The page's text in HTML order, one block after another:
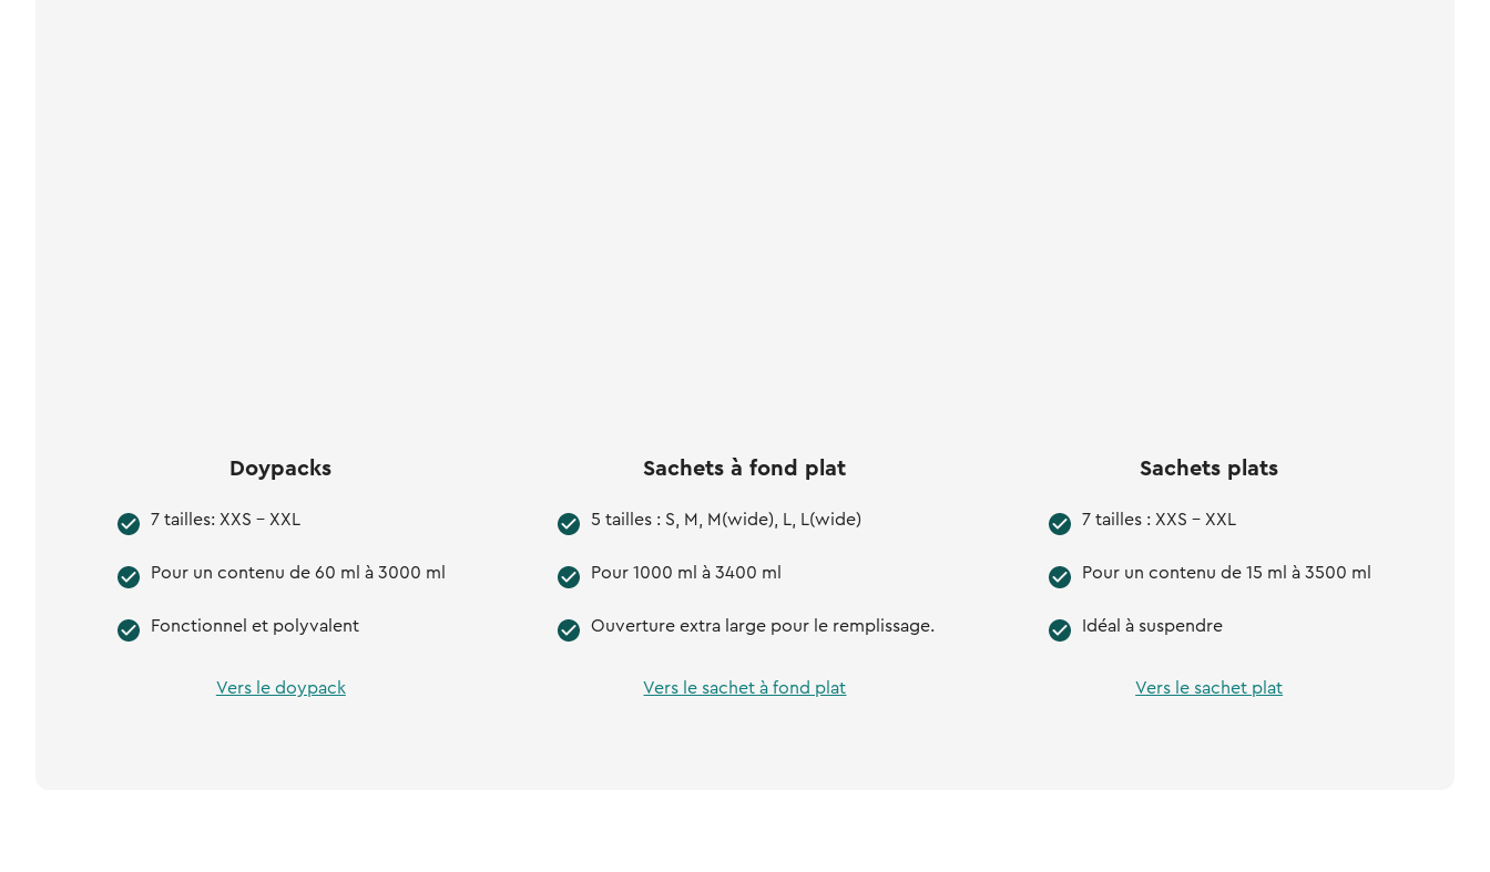
Doypacks
7 tailles: XXS - XXL
Pour un contenu de 60 ml à 3000 ml
Fonctionnel et polyvalent
Vers le doypack
Sachets à fond plat
5 tailles : S, M, M(wide), L, L(wide)
Pour 1000 ml à 3400 ml
Ouverture extra large pour le remplissage.
Vers le sachet à fond plat
Sachets plats
7 tailles : XXS - XXL
Pour un contenu de 15 ml à 3500 ml
Idéal à suspendre
Vers le sachet plat